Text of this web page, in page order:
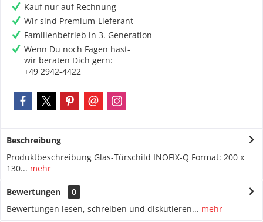
Kauf nur auf Rechnung
Wir sind Premium-Lieferant
Familienbetrieb in 3. Generation
Wenn Du noch Fagen hast-
wir beraten Dich gern:
+49 2942-4422
Beschreibung
Produktbeschreibung Glas-Türschild INOFIX-Q Format: 200 x
130... mehr
Bewertungen
0
Bewertungen lesen, schreiben und diskutieren... mehr